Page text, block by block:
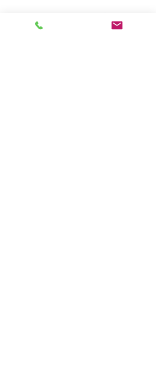
A nova legislação obriga a
uma efetiva ação preventiva,